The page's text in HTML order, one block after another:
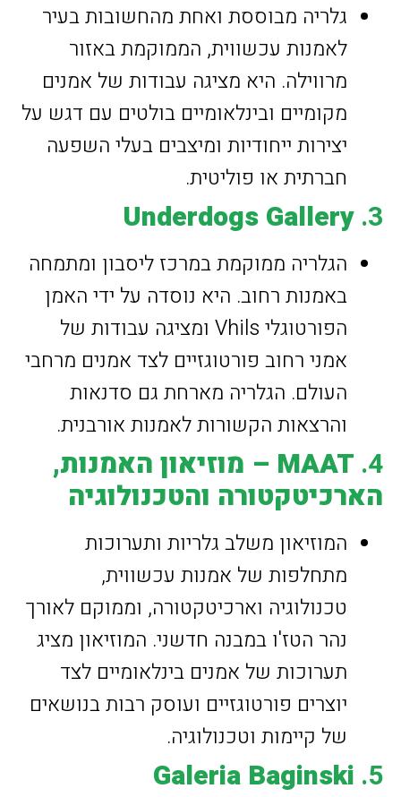
גלריה מבוססת ואחת מהחשובות בעיר
לאמנות עכשווית, הממוקמת באזור
מרווילה. היא מציגה עבודות של אמנים
מקומיים ובינלאומיים בולטים עם דגש על
יצירות ייחודיות ומיצבים בעלי השפעה
חברתית או פוליטית.
3.
Underdogs Gallery
הגלריה ממוקמת במרכז ליסבון ומתמחה
באמנות רחוב. היא נוסדה על ידי האמן
הפורטוגלי Vhils ומציגה עבודות של
אמני רחוב פורטוגזיים לצד אמנים מרחבי
העולם. הגלריה מארחת גם סדנאות
והרצאות הקשורות לאמנות אורבנית.
4.
MAAT – מוזיאון האמנות,
הארכיטקטורה והטכנולוגיה
המוזיאון משלב גלריות ותערוכות
מתחלפות של אמנות עכשווית,
טכנולוגיה וארכיטקטורה, וממוקם לאורך
נהר הטז'ו במבנה חדשני. המוזיאון מציג
תערוכות של אמנים בינלאומיים לצד
יוצרים פורטוגזיים ועוסק רבות בנושאים
של קיימות וטכנולוגיה.
5.
Galeria Baginski